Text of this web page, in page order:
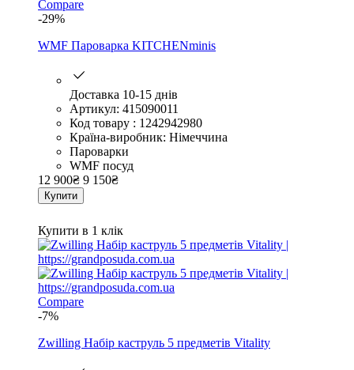
Compare
-29%
WMF Пароварка KITCHENminis
Доставка 10-15 днів
Артикул: 415090011
Код товару : 1242942980
Країна-виробник: Німеччина
Пароварки
WMF посуд
12 900₴ 9 150₴
Купити
Купити в 1 клік
Compare
-7%
Zwilling Набір каструль 5 предметів Vitality